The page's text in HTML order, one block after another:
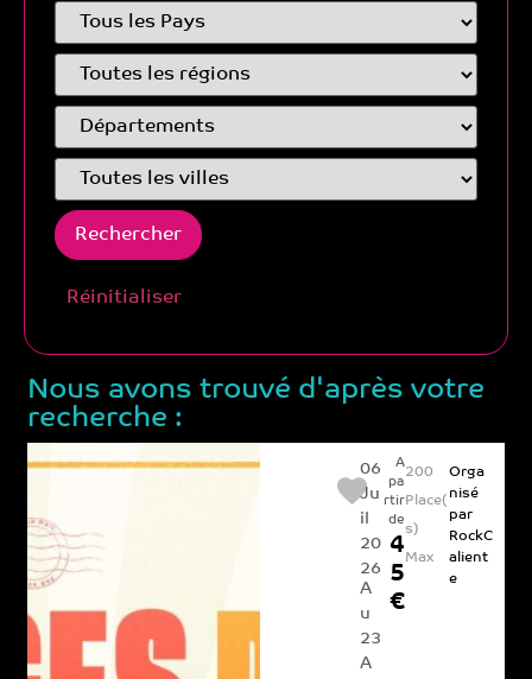
Réinitialiser
Nous avons trouvé d'après votre
recherche :
06
Ju
il
20
26
A
u
23
A
A
pa
rtir
de
4
5
€
200
Place(
s)
Max
Orga
nisé
par
RockC
alient
e